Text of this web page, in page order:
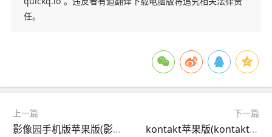
任。
上一篇
影像园手机版苹果版(影像园手机版app下载)
下一篇
kontakt苹果版(kontakt破解版安装)